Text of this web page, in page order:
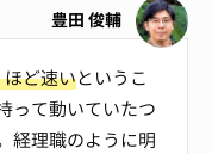
豊田 俊輔
ど速いというこ
って動いていたつ
経理職のように明